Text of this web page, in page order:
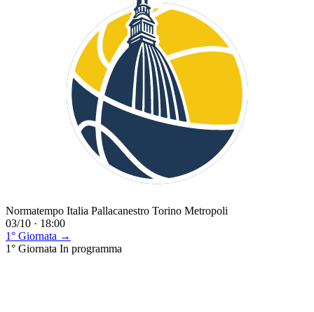
Normatempo Italia Pallacanestro Torino Metropoli
03/10 · 18:00
1° Giornata →
1° Giornata In programma